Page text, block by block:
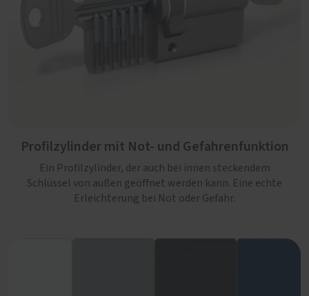
Profilzylinder mit Not- und Gefahrenfunktion
Ein Profilzylinder, der auch bei innen steckendem
Schlüssel von außen geöffnet werden kann. Eine echte
Erleichterung bei Not oder Gefahr.